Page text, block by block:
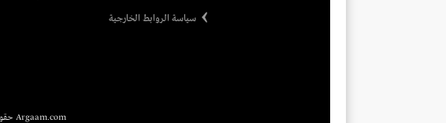
سياسة الروابط الخارجية
Argaam.com حقوق النشر والتأليف © 2026، أرقام الاستثمارية , جميع الحقوق محفوظة